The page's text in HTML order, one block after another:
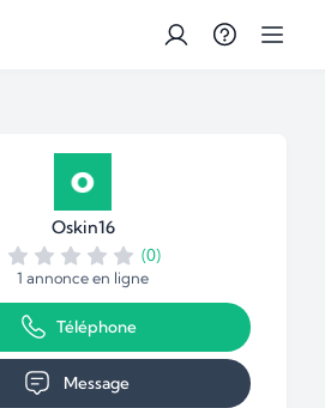
Oskin16
(0)
1 annonce en ligne
Téléphone
Message